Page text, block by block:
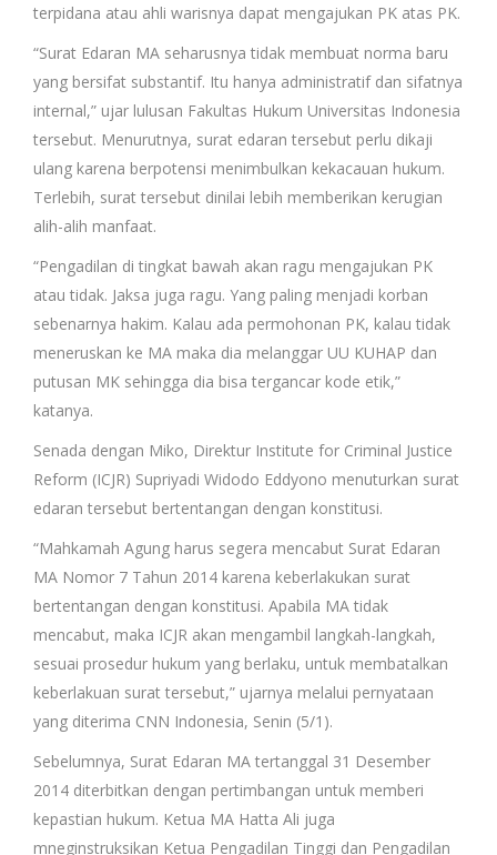
terpidana atau ahli warisnya dapat mengajukan PK atas PK.
“Surat Edaran MA seharusnya tidak membuat norma baru
yang bersifat substantif. Itu hanya administratif dan sifatnya
internal,” ujar lulusan Fakultas Hukum Universitas Indonesia
tersebut. Menurutnya, surat edaran tersebut perlu dikaji
ulang karena berpotensi menimbulkan kekacauan hukum.
Terlebih, surat tersebut dinilai lebih memberikan kerugian
alih-alih manfaat.
“Pengadilan di tingkat bawah akan ragu mengajukan PK
atau tidak. Jaksa juga ragu. Yang paling menjadi korban
sebenarnya hakim. Kalau ada permohonan PK, kalau tidak
meneruskan ke MA maka dia melanggar UU KUHAP dan
putusan MK sehingga dia bisa tergancar kode etik,”
katanya.
Senada dengan Miko, Direktur Institute for Criminal Justice
Reform (ICJR) Supriyadi Widodo Eddyono menuturkan surat
edaran tersebut bertentangan dengan konstitusi.
“Mahkamah Agung harus segera mencabut Surat Edaran
MA Nomor 7 Tahun 2014 karena keberlakukan surat
bertentangan dengan konstitusi. Apabila MA tidak
mencabut, maka ICJR akan mengambil langkah-langkah,
sesuai prosedur hukum yang berlaku, untuk membatalkan
keberlakuan surat tersebut,” ujarnya melalui pernyataan
yang diterima CNN Indonesia, Senin (5/1).
Sebelumnya, Surat Edaran MA tertanggal 31 Desember
2014 diterbitkan dengan pertimbangan untuk memberi
kepastian hukum. Ketua MA Hatta Ali juga
mneginstruksikan Ketua Pengadilan Tinggi dan Pengadilan